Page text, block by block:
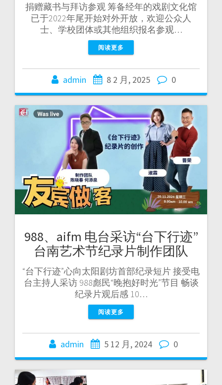
捐赠藏书与拜访参观 筹备经年的戏剧文化馆
已于2022年尾开始对外开放，欢迎公众人
士、学校团体或其他组织报名参观…
阅读更多
admin 8 2 月, 2025 0
988、aifm 电台采访“台下行迹”
台南艺术节纪录片制作团队
“台下行迹”心向太阳剧坊首部纪录短片 接受电
台主持人采访 988彪民“晚抱好时光”节目 畅谈
纪录片观后感 10…
阅读更多
admin 5 12 月, 2024 0